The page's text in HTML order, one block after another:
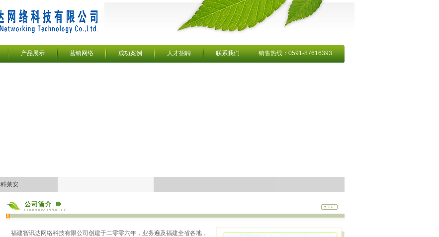
产品展示 营销网络 成功案例 人才招聘 联系我们 销售热线：0591-87616393
科莱安
福建智讯达网络科技有限公司创建于二零零六年，业务遍及福建全省各地，